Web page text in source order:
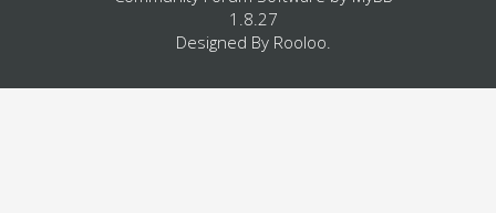
1.8.27
Designed By Rooloo.